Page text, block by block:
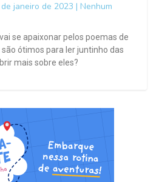
janeiro de 2023
Nenhum
se apaixonar pelos poemas de
são ótimos para ler juntinho das
mais sobre eles?